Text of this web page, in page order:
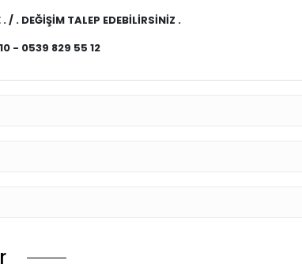
/ . DEĞİŞİM TALEP EDEBİLİRSİNİZ .
- 0539 829 55 12